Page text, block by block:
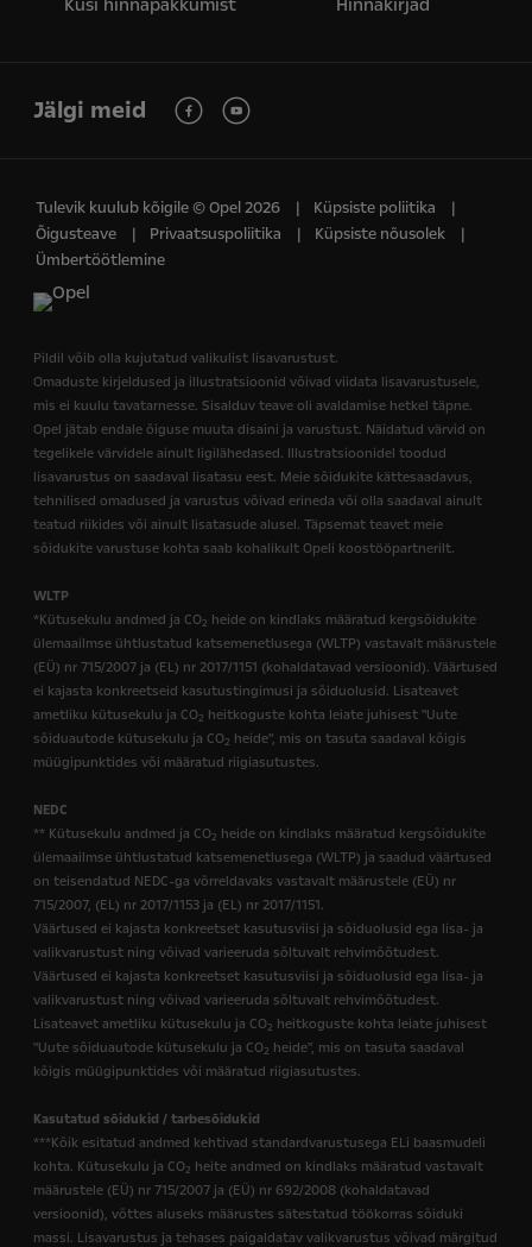
Küsi hinnapakkumist Hinnakirjad
Jälgi meid
Tulevik kuulub kõigile © Opel 2026
Küpsiste poliitika
Õigusteave
Privaatsuspoliitika
Küpsiste nõusolek
Ümbertöötlemine
Pildil võib olla kujutatud valikulist lisavarustust.
Omaduste kirjeldused ja illustratsioonid võivad viidata lisavarustusele,
mis ei kuulu tavatarnesse. Sisalduv teave oli avaldamise hetkel täpne.
Opel jätab endale õiguse muuta disaini ja varustust. Näidatud värvid on
tegelikele värvidele ainult ligilähedased. Illustratsioonidel toodud
lisavarustus on saadaval lisatasu eest. Meie sõidukite kättesaadavus,
tehnilised omadused ja varustus võivad erineda või olla saadaval ainult
teatud riikides või ainult lisatasude alusel. Täpsemat teavet meie
sõidukite varustuse kohta saab kohalikult Opeli koostööpartnerilt.
WLTP
*Kütusekulu andmed ja CO2 heide on kindlaks määratud kergsõidukite
ülemaailmse ühtlustatud katsemenetlusega (WLTP) vastavalt määrustele
(EÜ) nr 715/2007 ja (EL) nr 2017/1151 (kohaldatavad versioonid). Väärtused
ei kajasta konkreetseid kasutustingimusi ja sõiduolusid. Lisateavet
ametliku kütusekulu ja CO2 heitkoguste kohta leiate juhisest "Uute
sõiduautode kütusekulu ja CO2 heide", mis on tasuta saadaval kõigis
müügipunktides või määratud riigiasutustes.
NEDC
** Kütusekulu andmed ja CO2 heide on kindlaks määratud kergsõidukite
ülemaailmse ühtlustatud katsemenetlusega (WLTP) ja saadud väärtused
on teisendatud NEDC-ga võrreldavaks vastavalt määrustele (EÜ) nr
715/2007, (EL) nr 2017/1153 ja (EL) nr 2017/1151.
Väärtused ei kajasta konkreetset kasutusviisi ja sõiduolusid ega lisa- ja
valikvarustust ning võivad varieeruda sõltuvalt rehvimõõtudest.
Väärtused ei kajasta konkreetset kasutusviisi ja sõiduolusid ega lisa- ja
valikvarustust ning võivad varieeruda sõltuvalt rehvimõõtudest.
Lisateavet ametliku kütusekulu ja CO2 heitkoguste kohta leiate juhisest
"Uute sõiduautode kütusekulu ja CO2 heide", mis on tasuta saadaval
kõigis müügipunktides või määratud riigiasutustes.
Kasutatud sõidukid / tarbesõidukid
***Kõik esitatud andmed kehtivad standardvarustusega ELi baasmudeli
kohta. Kütusekulu ja CO2 heite andmed on kindlaks määratud vastavalt
määrustele (EÜ) nr 715/2007 ja (EÜ) nr 692/2008 (kohaldatavad
versioonid), võttes aluseks määrustes sätestatud töökorras sõiduki
massi. Lisavarustus ja tehases paigaldatav valikvarustus võivad märgitud